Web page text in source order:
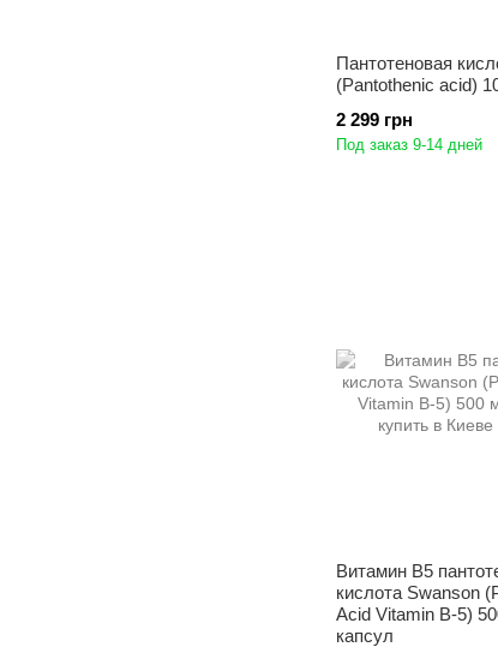
Пантотеновая
(Pantothenic acid)
2 299 грн
Под заказ 9-14 дней
Витамин B5
кислота Swanson
Acid Vitamin B-5)
капсул